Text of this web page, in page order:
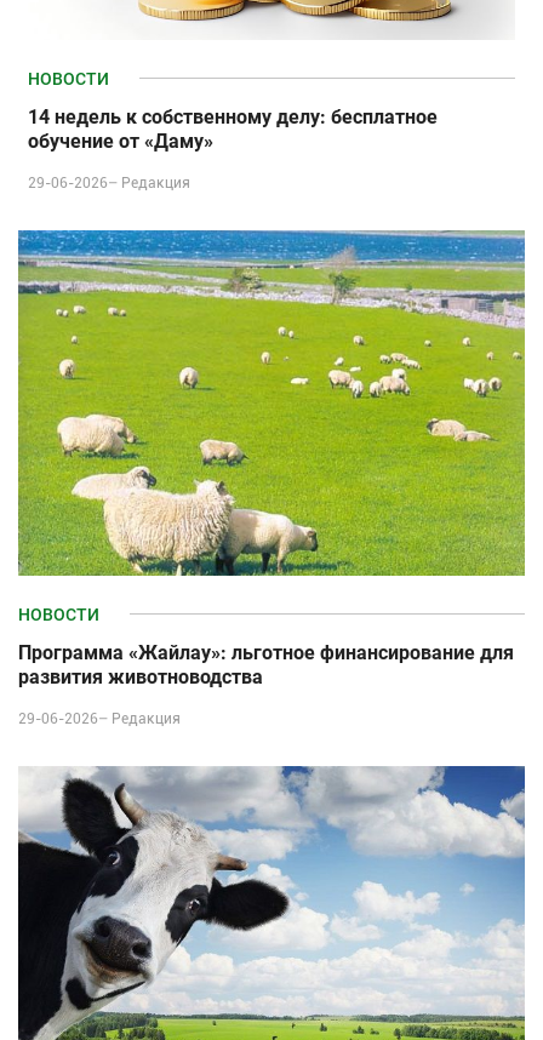
НОВОСТИ
14 недель к собственному делу: бесплатное
обучение от «Даму»
29-06-2026– Редакция
НОВОСТИ
Программа «Жайлау»: льготное финансирование для
развития животноводства
29-06-2026– Редакция